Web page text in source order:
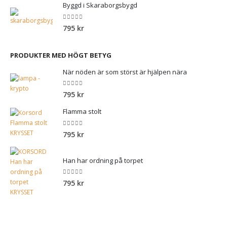
Byggd i Skaraborgsbygd
0out of 5
795 kr
PRODUKTER MED HÖGT BETYG
När nöden är som störst är hjälpen nära
0out of 5
795 kr
Flamma stolt
0out of 5
795 kr
Han har ordning på torpet
0out of 5
795 kr